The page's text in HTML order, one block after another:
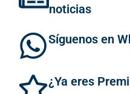
noticias
Síguenos en
¿Ya eres